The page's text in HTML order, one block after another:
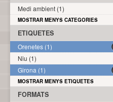
Medi ambient (1)
MOSTRAR MENYS CATEGORIES
ETIQUETES
Orenetes (1)
Niu (1)
Girona (1)
MOSTRAR MENYS ETIQUETES
FORMATS